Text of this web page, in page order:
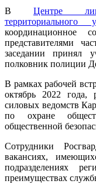
В Центре
территориального
координационное
представителями
заседании принял
полковник полиции
В рамках рабочей
октябрь 2022 года,
силовых ведомств
по охране
общественной
Сотрудники
вакансиях,
подразделениях
преимуществах